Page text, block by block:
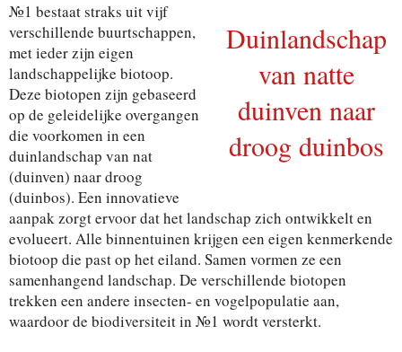
Duinlandschap
van natte
duinven naar
droog duinbos
№1 bestaat straks uit vijf
verschillende buurtschappen,
met ieder zijn eigen
landschappelijke biotoop.
Deze biotopen zijn gebaseerd
op de geleidelijke overgangen
die voorkomen in een
duinlandschap van nat
(duinven) naar droog
(duinbos). Een innovatieve
aanpak zorgt ervoor dat het landschap zich ontwikkelt en
evolueert. Alle binnentuinen krijgen een eigen kenmerkende
biotoop die past op het eiland. Samen vormen ze een
samenhangend landschap. De verschillende biotopen
trekken een andere insecten- en vogelpopulatie aan,
waardoor de biodiversiteit in №1 wordt versterkt.